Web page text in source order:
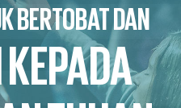
BERTOBAT DAN